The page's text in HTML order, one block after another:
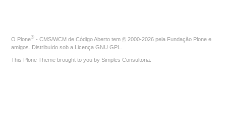
O Plone® - CMS/WCM de Código Aberto tem © 2000-2026 pela Fundação Plone e
amigos. Distribuído sob a Licença GNU GPL
This Plone Theme brought to you by Simples Consultoria